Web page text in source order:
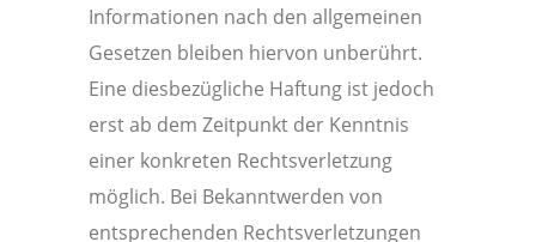
Informationen nach den allgemeinen
Gesetzen bleiben hiervon unberührt.
Eine diesbezügliche Haftung ist jedoch
erst ab dem Zeitpunkt der Kenntnis
einer konkreten Rechtsverletzung
möglich. Bei Bekanntwerden von
entsprechenden Rechtsverletzungen